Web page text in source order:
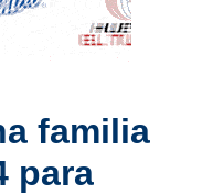
familia
para